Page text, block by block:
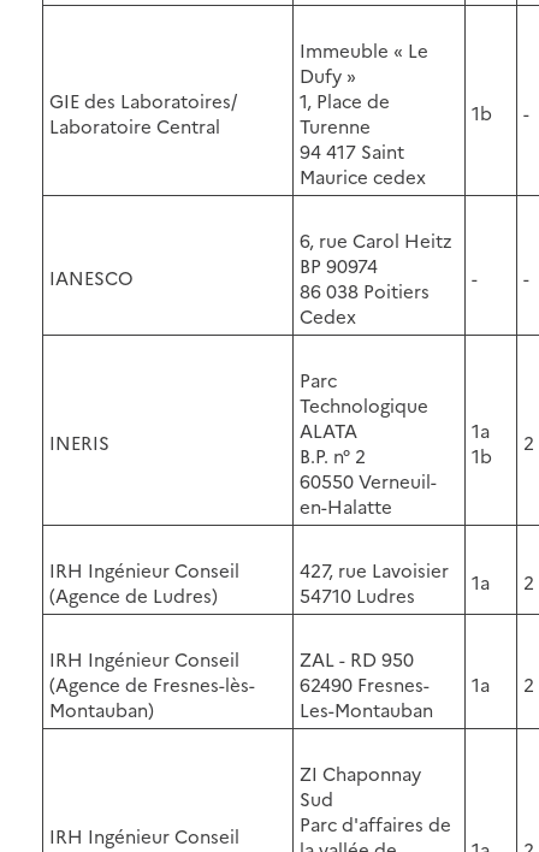
GIE des Laboratoires/
Laboratoire Central
Immeuble « Le
Dufy »
1, Place de
Turenne
94 417 Saint
Maurice cedex
1b -
IANESCO
6, rue Carol Heitz
BP 90974
86 038 Poitiers
Cedex
- -
INERIS
Parc
Technologique
ALATA
B.P. n° 2
60550 Verneuil-
en-Halatte
1a
1b
2
IRH Ingénieur Conseil
(Agence de Ludres)
427, rue Lavoisier
54710 Ludres
1a 2
IRH Ingénieur Conseil
(Agence de Fresnes-lès-
Montauban)
ZAL - RD 950
62490 Fresnes-
Les-Montauban
1a 2
IRH Ingénieur Conseil
ZI Chaponnay
Sud
Parc d'affaires de